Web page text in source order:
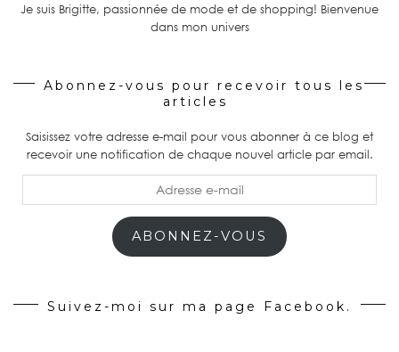
Je suis Brigitte, passionnée de mode et de shopping! Bienvenue
dans mon univers
Abonnez-vous pour recevoir tous les
articles
Saisissez votre adresse e-mail pour vous abonner à ce blog et
recevoir une notification de chaque nouvel article par email.
ABONNEZ-VOUS
Suivez-moi sur ma page Facebook.